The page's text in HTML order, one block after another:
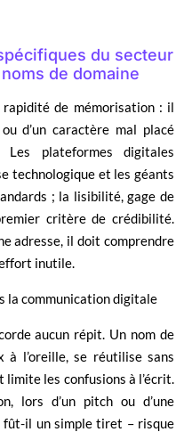
du secteur
de domaine
rapidité de mémorisation : il
d’un caractère mal placé
plateformes digitales
technologique et les géants
; la lisibilité, gage de
critère de crédibilité.
adresse, il doit comprendre
inutile.
la communication digitale
aucun répit. Un nom de
à l’oreille, se réutilise sans
les confusions à l’écrit.
lors d’un pitch ou d’une
fût-il un simple tiret – risque